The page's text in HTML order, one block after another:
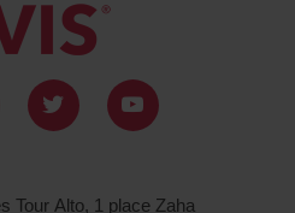
Tour Alto, 1 place Zaha